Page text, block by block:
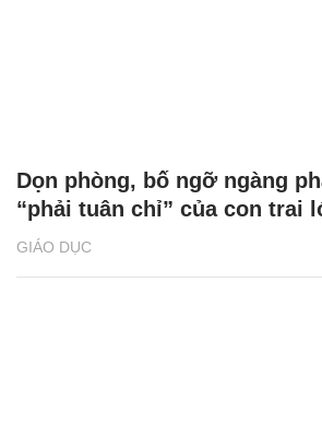
GIÁO DỤC
Dọn phòng, bố ngỡ ngàng
“phải tuân chỉ” của con trai